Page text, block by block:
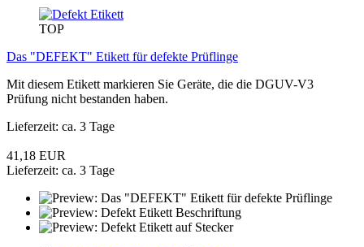
TOP
Das "DEFEKT" Etikett für defekte Prüflinge
Mit diesem Etikett markieren Sie Geräte, die die DGUV-V3
Prüfung nicht bestanden haben.
Lieferzeit: ca. 3 Tage
41,18 EUR
Lieferzeit: ca. 3 Tage